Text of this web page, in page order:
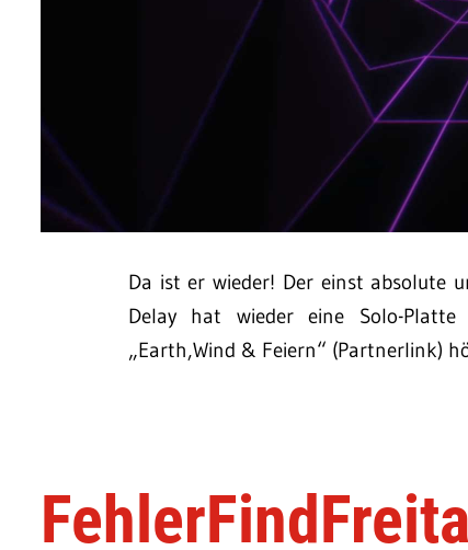
Da ist er wieder! Der einst absolute
Delay hat wieder eine Solo-
„Earth,Wind & Feiern“ (Partnerlink)